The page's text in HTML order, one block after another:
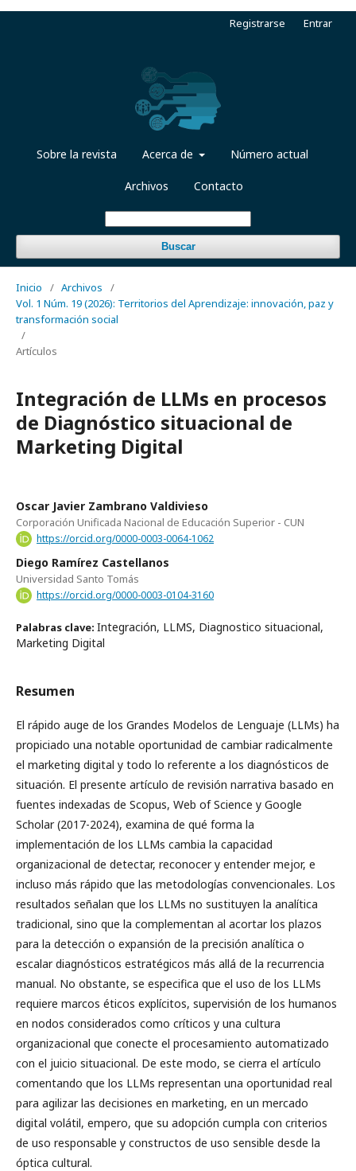
Sobre la revista Acerca de Número actual
Archivos Contacto
Buscar
Registrarse Entrar
Inicio / Archivos
/
Vol. 1 Núm. 19 (2026): Territorios del Aprendizaje: innovación, paz y
transformación social
/
Artículos
Integración de LLMs en procesos
de Diagnóstico situacional de
Marketing Digital
Oscar Javier Zambrano Valdivieso
Corporación Unificada Nacional de Educación Superior - CUN
https://orcid.org/0000-0003-0064-1062
Diego Ramírez Castellanos
Universidad Santo Tomás
https://orcid.org/0000-0003-0104-3160
Palabras clave: Integración, LLMS, Diagnostico situacional,
Marketing Digital
Resumen
El rápido auge de los Grandes Modelos de Lenguaje (LLMs) ha
propiciado una notable oportunidad de cambiar radicalmente
el marketing digital y todo lo referente a los diagnósticos de
situación. El presente artículo de revisión narrativa basado en
fuentes indexadas de Scopus, Web of Science y Google
Scholar (2017-2024), examina de qué forma la
implementación de los LLMs cambia la capacidad
organizacional de detectar, reconocer y entender mejor, e
incluso más rápido que las metodologías convencionales. Los
resultados señalan que los LLMs no sustituyen la analítica
tradicional, sino que la complementan al acortar los plazos
para la detección o expansión de la precisión analítica o
escalar diagnósticos estratégicos más allá de la recurrencia
manual. No obstante, se especifica que el uso de los LLMs
requiere marcos éticos explícitos, supervisión de los humanos
en nodos considerados como críticos y una cultura
organizacional que conecte el procesamiento automatizado
con el juicio situacional. De este modo, se cierra el artículo
comentando que los LLMs representan una oportunidad real
para agilizar las decisiones en marketing, en un mercado
digital volátil, empero, que su adopción cumpla con criterios
de uso responsable y constructos de uso sensible desde la
óptica cultural.